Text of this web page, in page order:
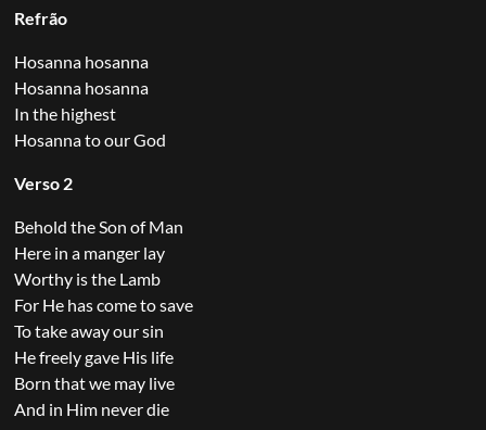
Refrão
Hosanna hosanna
Hosanna hosanna
In the highest
Hosanna to our God
Verso 2
Behold the Son of Man
Here in a manger lay
Worthy is the Lamb
For He has come to save
To take away our sin
He freely gave His life
Born that we may live
And in Him never die